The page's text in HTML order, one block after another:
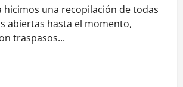
hicimos una recopilación de todas
abiertas hasta el momento,
traspasos...